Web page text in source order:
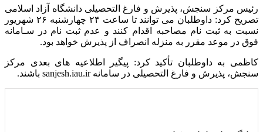
رئیس مرکز سنجش، پذیرش و فارغ التحصیلی دانشگاه آزاد اسلامی
تصریح کرد: داوطلبان می توانند تا ساعت ۲۴ چهارشنبه ۲۶ شهریور
نسبت به ثبت نام مصاحبه اقدام کنند و عدم ثبت نام در سـامانه
فوق در موعد مقرر به منزله انصراف از پذیرش خواهد بود.
کاظمی به داوطلبان تأکید کرد: پیگیر اطلاعیه های بعدی مرکز
سنجش، پذیرش و فارغ التحصیلی در سامانه sanjesh.iau.ir باشند.